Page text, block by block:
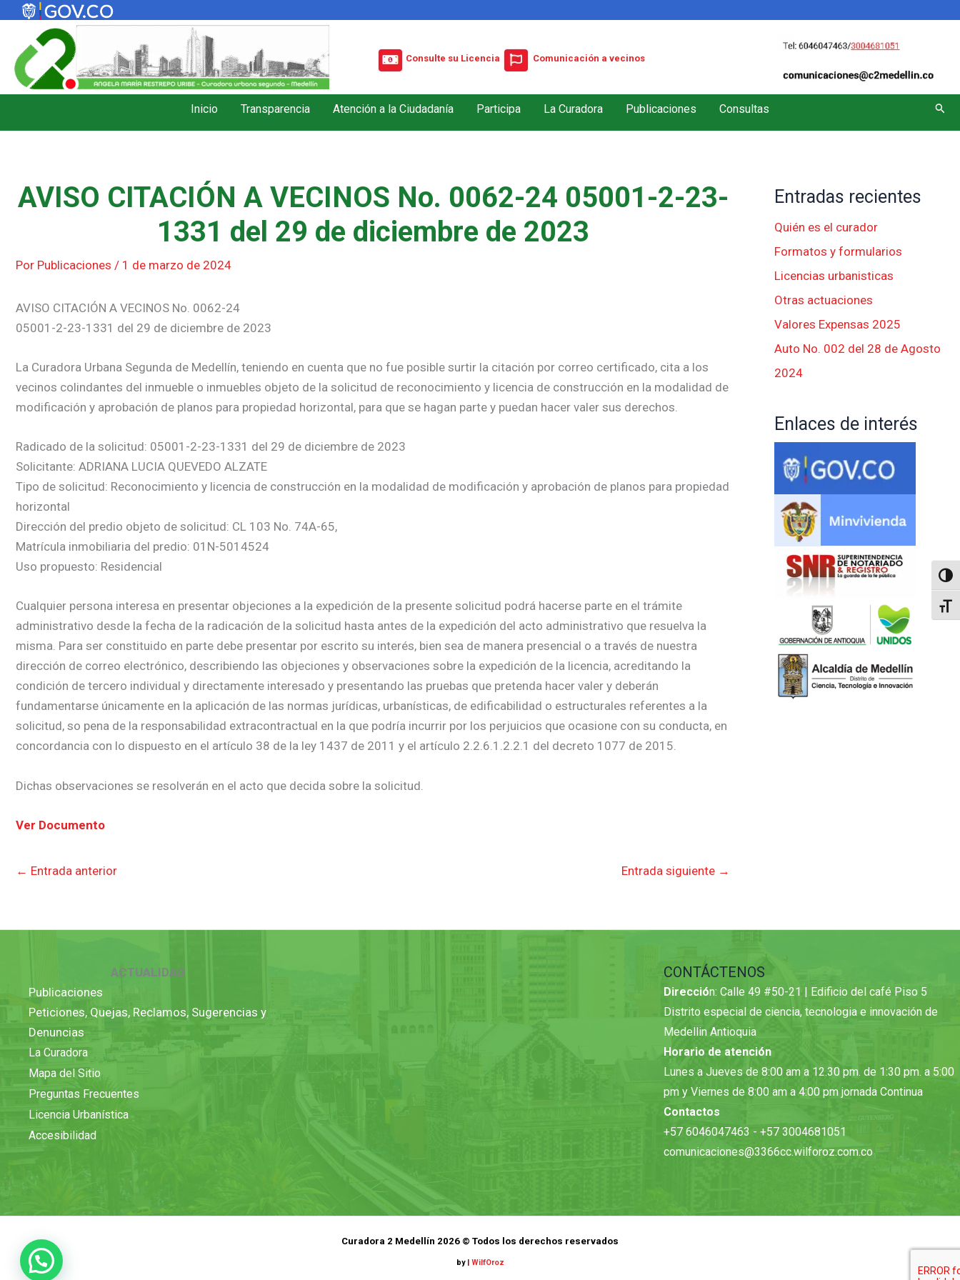
contenido
Consulte su Licencia Comunicación a vecinos
Inicio Transparencia Atención a la Ciudadanía Participa La Curadora Publicaciones Consultas
AVISO CITACIÓN A VECINOS No. 0062-24 05001-2-23-
1331 del 29 de diciembre de 2023
Por Publicaciones / 1 de marzo de 2024
AVISO CITACIÓN A VECINOS No. 0062-24
05001-2-23-1331 del 29 de diciembre de 2023
La Curadora Urbana Segunda de Medellín, teniendo en cuenta que no fue posible surtir la citación por correo certificado, cita a los
vecinos colindantes del inmueble o inmuebles objeto de la solicitud de reconocimiento y licencia de construcción en la modalidad de
modificación y aprobación de planos para propiedad horizontal, para que se hagan parte y puedan hacer valer sus derechos.
Radicado de la solicitud: 05001-2-23-1331 del 29 de diciembre de 2023
Solicitante: ADRIANA LUCIA QUEVEDO ALZATE
Tipo de solicitud: Reconocimiento y licencia de construcción en la modalidad de modificación y aprobación de planos para propiedad
horizontal
Dirección del predio objeto de solicitud: CL 103 No. 74A-65,
Matrícula inmobiliaria del predio: 01N-5014524
Uso propuesto: Residencial
Cualquier persona interesa en presentar objeciones a la expedición de la presente solicitud podrá hacerse parte en el trámite
administrativo desde la fecha de la radicación de la solicitud hasta antes de la expedición del acto administrativo que resuelva la
misma. Para ser constituido en parte debe presentar por escrito su interés, bien sea de manera presencial o a través de nuestra
dirección de correo electrónico, describiendo las objeciones y observaciones sobre la expedición de la licencia, acreditando la
condición de tercero individual y directamente interesado y presentando las pruebas que pretenda hacer valer y deberán
fundamentarse únicamente en la aplicación de las normas jurídicas, urbanísticas, de edificabilidad o estructurales referentes a la
solicitud, so pena de la responsabilidad extracontractual en la que podría incurrir por los perjuicios que ocasione con su conducta, en
concordancia con lo dispuesto en el artículo 38 de la ley 1437 de 2011 y el artículo 2.2.6.1.2.2.1 del decreto 1077 de 2015.
Dichas observaciones se resolverán en el acto que decida sobre la solicitud.
Ver Documento
← Entrada anterior Entrada siguiente →
Entradas recientes
Quién es el curador
Formatos y formularios
Licencias urbanisticas
Otras actuaciones
Valores Expensas 2025
Auto No. 002 del 28 de Agosto
2024
Enlaces de interés
ACTUALIDAD
Publicaciones
Peticiones, Quejas, Reclamos, Sugerencias y
Denuncias
La Curadora
Mapa del Sitio
Preguntas Frecuentes
Licencia Urbanística
Accesibilidad
CONTÁCTENOS
Dirección: Calle 49 #50-21 | Edificio del café Piso 5
Distrito especial de ciencia, tecnologia e innovación de
Medellin Antioquia
Horario de atención
Lunes a Jueves de 8:00 am a 12.30 pm. de 1:30 pm. a 5:00
pm y Viernes de 8:00 am a 4:00 pm jornada Continua
Contactos
+57 6046047463 - +57 3004681051
comunicaciones@3366cc.wilforoz.com.co
Curadora 2 Medellín 2026 © Todos los derechos reservados
by| WilfOroz